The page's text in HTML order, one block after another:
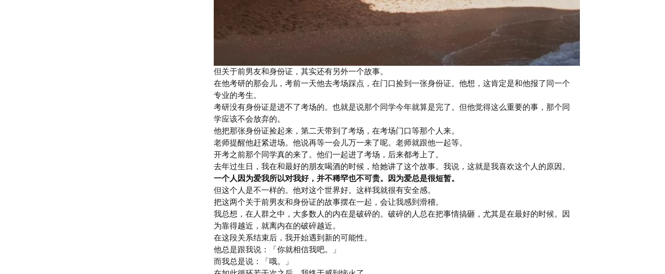
但关于前男友和身份证，其实还有另外一个故事。
在他考研的那会儿，考前一天他去考场踩点，在门口捡到一张身份证。他想，这肯定是和他报了同一个
专业的考生。
考研没有身份证是进不了考场的。也就是说那个同学今年就算是完了。但他觉得这么重要的事，那个同
学应该不会放弃的。
他把那张身份证捡起来，第二天带到了考场，在考场门口等那个人来。
老师提醒他赶紧进场。他说再等一会儿万一来了呢。老师就跟他一起等。
开考之前那个同学真的来了。他们一起进了考场，后来都考上了。
去年过生日，我在和最好的朋友喝酒的时候，给她讲了这个故事。我说，这就是我喜欢这个人的原因。
一个人因为爱我所以对我好，并不稀罕也不可贵。因为爱总是很短暂。
但这个人是不一样的。他对这个世界好。这样我就很有安全感。
把这两个关于前男友和身份证的故事摆在一起，会让我感到滑稽。
我总想，在人群之中，大多数人的内在是破碎的。破碎的人总在把事情搞砸，尤其是在最好的时候。因
为靠得越近，就离内在的破碎越近。
在这段关系结束后，我开始遇到新的可能性。
他总是跟我说：「你就相信我吧。」
而我总是说：「哦。」